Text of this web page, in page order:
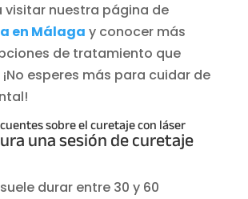
visitar nuestra página de
en Málaga y conocer más
de tratamiento que
esperes más para cuidar de
sobre el curetaje con láser
una sesión de curetaje
durar entre 30 y 60